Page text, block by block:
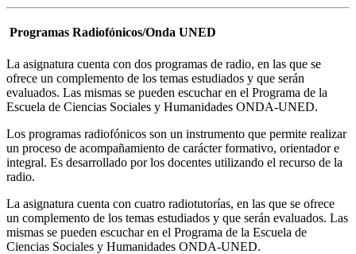
Programas Radiofónicos/Onda UNED
La asignatura cuenta con dos programas de radio, en las que se
ofrece un complemento de los temas estudiados y que serán
evaluados. Las mismas se pueden escuchar en el Programa de la
Escuela de Ciencias Sociales y Humanidades ONDA-UNED.
Los programas radiofónicos son un instrumento que permite realizar
un proceso de acompañamiento de carácter formativo, orientador e
integral. Es desarrollado por los docentes utilizando el recurso de la
radio.
La asignatura cuenta con cuatro radiotutorías, en las que se ofrece
un complemento de los temas estudiados y que serán evaluados. Las
mismas se pueden escuchar en el Programa de la Escuela de
Ciencias Sociales y Humanidades ONDA-UNED.